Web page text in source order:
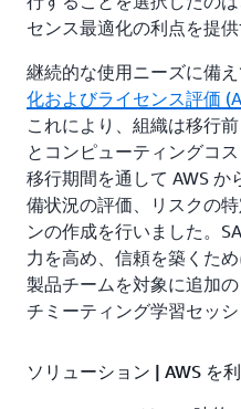
センス最適化の利点を提
継続的な使用ニーズに備
化およびライセンス評価
これにより、組織は移行
とコンピューティングコ
移行期間を通して AWS
備状況の評価、リスクの
ンの作成を行いました。
力を高め、信頼を築くた
製品チームを対象に追加
チミーティング学習セッシ
ソリューション | AWS を